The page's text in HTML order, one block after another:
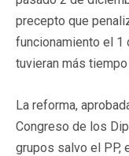
precepto que
funcionamiento el 1
tuvieran más
La reforma,
Congreso de los
grupos salvo el PP,